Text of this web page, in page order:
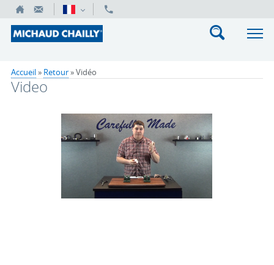
Accueil» Retour»Vidéo
Video